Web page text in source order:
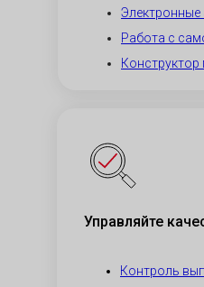
Управляйте
Электронные
Работа с
Контроль